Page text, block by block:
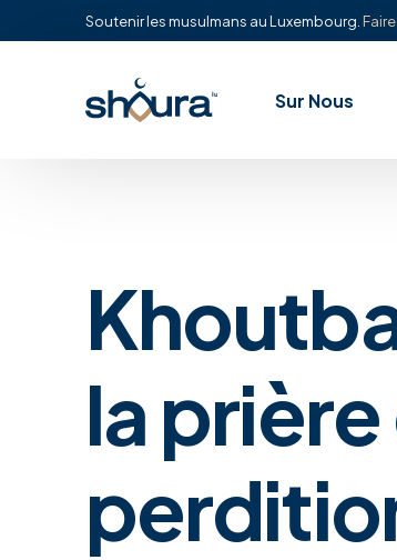
Soutenir les musulmans au Luxembourg.
Sur Nous
la